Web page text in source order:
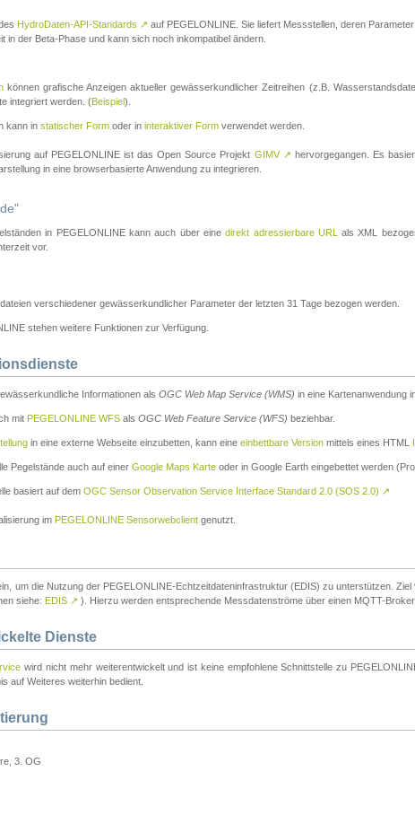
HydroDaten-API-Standards ↗ auf PEGELONLINE. Sie liefert Messstellen, deren
in der Beta-Phase und kann sich noch inkompatibel ändern.
können grafische Anzeigen aktueller gewässerkundlicher Zeitreihen (z.B.
integriert werden. (Beispiel).
kann in statischer Form oder in interaktiver Form verwendet werden.
auf PEGELONLINE ist das Open Source Projekt GIMV ↗ hervorgegangen. Es
in eine browserbasierte Anwendung zu integrieren.
in PEGELONLINE kann auch über einedirekt adressierbare URL
als XML
vor.
verschiedener gewässerkundlicher Parameter der letzten 31 Tage bezogen werden.
stehen weitere Funktionen zur Verfügung.
Informationen als OGC Web Map Service (WMS) in eine Kartenanwendung
mit PEGELONLINE WFS als OGC Web Feature Service (WFS) beziehbar.
in eine externe Webseite einzubetten, kann eine einbettbare Version mittels eines HTML
Pegelstände auch auf einer Google Maps Karte oder in Google Earth eingebettet werden
basiert auf dem OGC Sensor Observation Service Interface Standard 2.0 (SOS 2.0) ↗
im PEGELONLINE Sensorwebclient genutzt.
um die Nutzung der PEGELONLINE-Echtzeitdateninfrastruktur (EDIS) zu unterstützen.
siehe: EDIS ↗ ). Hierzu werden entsprechende Messdatenströme über einen MQTT-Broker
Dienste
wird nicht mehr weiterentwickelt und ist keine empfohlene Schnittstelle zu
auf Weiteres weiterhin bedient.
3. OG